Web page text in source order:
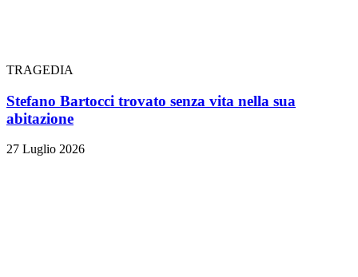
TRAGEDIA
Stefano Bartocci trovato senza vita nella sua
abitazione
27 Luglio 2026